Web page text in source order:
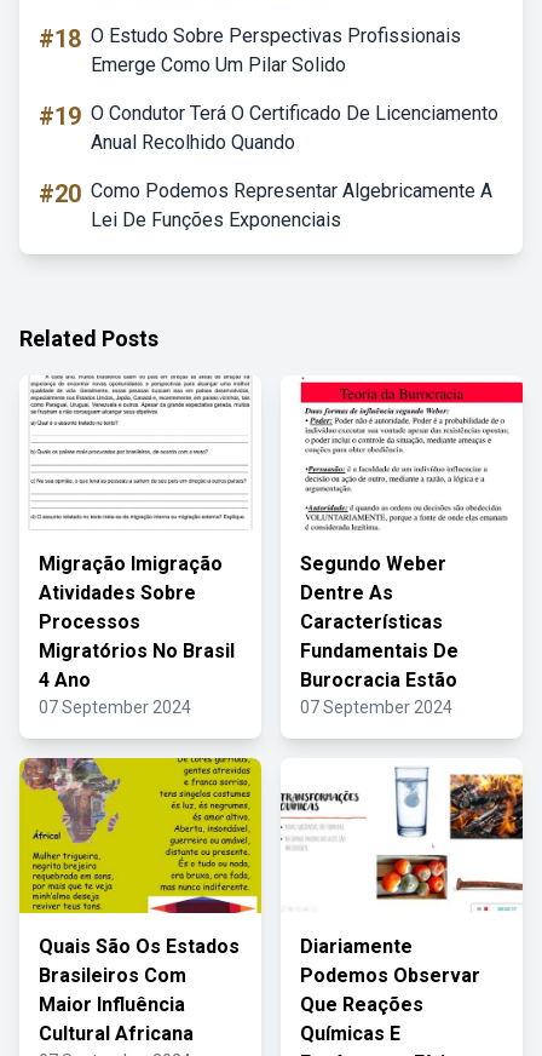
#18 O Estudo Sobre Perspectivas Profissionais
Emerge Como Um Pilar Solido
#19 O Condutor Terá O Certificado De Licenciamento
Anual Recolhido Quando
#20 Como Podemos Representar Algebricamente A
Lei De Funções Exponenciais
Related Posts
Migração Imigração
Atividades Sobre
Processos
Migratórios No Brasil
4 Ano
07 September 2024
Segundo Weber
Dentre As
Características
Fundamentais De
Burocracia Estão
07 September 2024
Quais São Os Estados
Brasileiros Com
Maior Influência
Cultural Africana
Diariamente
Podemos Observar
Que Reações
Químicas E